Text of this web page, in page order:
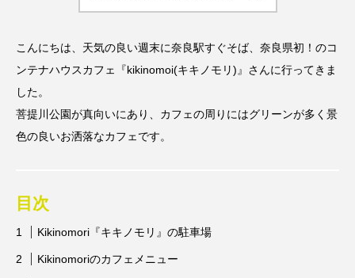
こんにちは、天気の良い週末に奈良駅すぐそば、奈良県初！のコ
ンテナハウスカフェ『kikinomoi(キキノモリ)』さんに行ってきま
した。
菩提川公園が真向いにあり、カフェの周りにはグリーンが多く景
色の良いお洒落なカフェです。
目次
Kikinomori『キキノモリ』の駐車場
Kikinomoriのカフェメニュー